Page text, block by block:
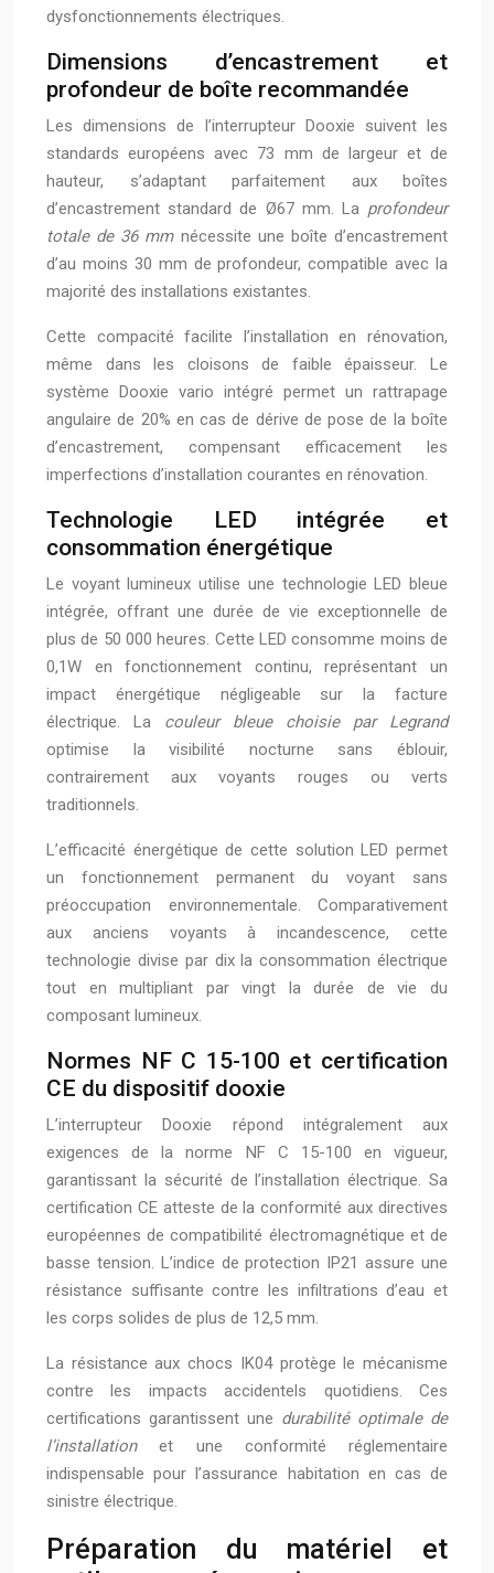
dysfonctionnements électriques.
Dimensions d’encastrement et
profondeur de boîte recommandée
Les dimensions de l’interrupteur Dooxie suivent les
standards européens avec 73 mm de largeur et de
hauteur, s’adaptant parfaitement aux boîtes
d’encastrement standard de Ø67 mm. La profondeur
totale de 36 mm nécessite une boîte d’encastrement
d’au moins 30 mm de profondeur, compatible avec la
majorité des installations existantes.
Cette compacité facilite l’installation en rénovation,
même dans les cloisons de faible épaisseur. Le
système Dooxie vario intégré permet un rattrapage
angulaire de 20% en cas de dérive de pose de la boîte
d’encastrement, compensant efficacement les
imperfections d’installation courantes en rénovation.
Technologie LED intégrée et
consommation énergétique
Le voyant lumineux utilise une technologie LED bleue
intégrée, offrant une durée de vie exceptionnelle de
plus de 50 000 heures. Cette LED consomme moins de
0,1W en fonctionnement continu, représentant un
impact énergétique négligeable sur la facture
électrique. La couleur bleue choisie par Legrand
optimise la visibilité nocturne sans éblouir,
contrairement aux voyants rouges ou verts
traditionnels.
L’efficacité énergétique de cette solution LED permet
un fonctionnement permanent du voyant sans
préoccupation environnementale. Comparativement
aux anciens voyants à incandescence, cette
technologie divise par dix la consommation électrique
tout en multipliant par vingt la durée de vie du
composant lumineux.
Normes NF C 15-100 et certification
CE du dispositif dooxie
L’interrupteur Dooxie répond intégralement aux
exigences de la norme NF C 15-100 en vigueur,
garantissant la sécurité de l’installation électrique. Sa
certification CE atteste de la conformité aux directives
européennes de compatibilité électromagnétique et de
basse tension. L’indice de protection IP21 assure une
résistance suffisante contre les infiltrations d’eau et
les corps solides de plus de 12,5 mm.
La résistance aux chocs IK04 protège le mécanisme
contre les impacts accidentels quotidiens. Ces
certifications garantissent une durabilité optimale de
l’installationet une conformité réglementaire
indispensable pour l’assurance habitation en cas de
sinistre électrique.
Préparation du matériel et